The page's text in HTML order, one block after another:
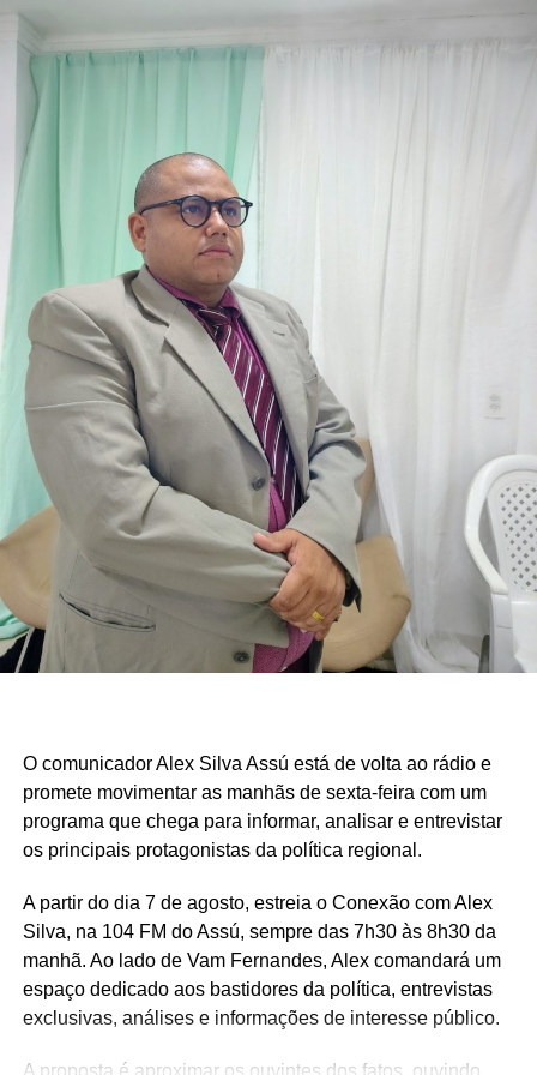
saúde, infraestrutura, educação, esporte e cultura. Ao
longo do mandato, Rafael também levou recursos para
municípios de todas as regiões do Rio Grande do Norte,
consolidando uma atuação parlamentar marcada pela
presença nos municípios e por investimentos que
continuam gerando benefícios para a população.
O comunicador Alex Silva Assú está de volta ao rádio e
promete movimentar as manhãs de sexta-feira com um
programa que chega para informar, analisar e entrevistar
os principais protagonistas da política regional.
A partir do dia 7 de agosto, estreia o Conexão com Alex
Silva, na 104 FM do Assú, sempre das 7h30 às 8h30 da
manhã. Ao lado de Vam Fernandes, Alex comandará um
espaço dedicado aos bastidores da política, entrevistas
exclusivas, análises e informações de interesse público.
A proposta é aproximar os ouvintes dos fatos, ouvindo